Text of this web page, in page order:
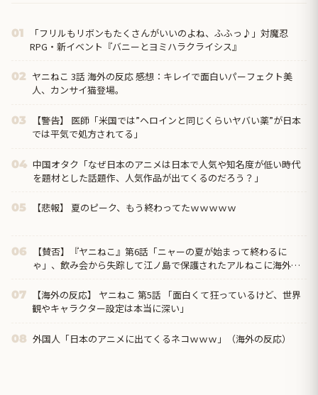
01
「フリルもリボンもたくさんがいいのよね、ふふっ♪」対魔忍
RPG・新イベント『バニーとヨミハラクライシス』
02 ヤニねこ 3話 海外の反応 感想：キレイで面白いパーフェクト美
人、カンサイ猫登場。
03
【警告】 医師「米国では”ヘロインと同じくらいヤバい薬”が日本
では平気で処方されてる」
04 中国オタク「なぜ日本のアニメは日本で人気や知名度が低い時代
を題材とした話題作、人気作品が出てくるのだろう？」
05 【悲報】 夏のピーク、もう終わってたｗｗｗｗｗ
06
【賛否】『ヤニねこ』第6話「ニャーの夏が始まって終わるに
ゃ」、飲み会から失踪して江ノ島で保護されたアルねこに海外ざ
ぞ、夢か？」
07
【海外の反応】 ヤニねこ 第5話 「面白くて狂っているけど、世界
観やキャラクター設定は本当に深い」
08 外国人「日本のアニメに出てくるネコｗｗｗ」（海外の反応）